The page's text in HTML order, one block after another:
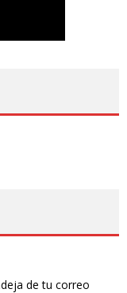
de tu correo